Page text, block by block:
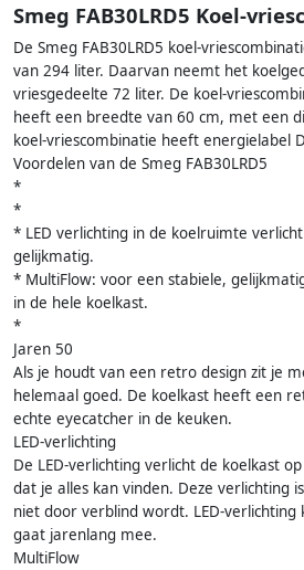
Smeg FAB30LRD5 Koel-
De Smeg FAB30LRD5 koel-
van 294 liter. Daarvan neemt het
vriesgedeelte 72 liter. De koel-
heeft een breedte van 60 cm, met een
koel-vriescombinatie heeft energielabel
Voordelen van de Smeg FAB30LRD5
*
*
* LED verlichting in de koelruimte
gelijkmatig.
* MultiFlow: voor een stabiele,
in de hele koelkast.
*
Jaren 50
Als je houdt van een retro design zit je
helemaal goed. De koelkast heeft een
echte eyecatcher in de keuken.
LED-verlichting
De LED-verlichting verlicht de koelkast
dat je alles kan vinden. Deze verlichting
niet door verblind wordt. LED-
gaat jarenlang mee.
MultiFlow